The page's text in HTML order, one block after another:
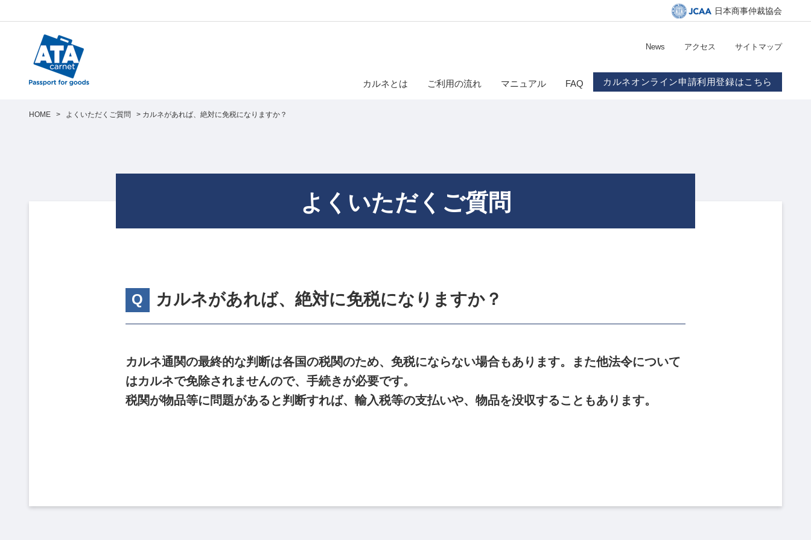
日本商事仲裁協会
News アクセス サイトマップ
カルネとは ご利用の流れ マニュアル FAQ カルネオンライン申請利用登録はこちら
HOME > よくいただくご質問 > カルネがあれば、絶対に免税になりますか？
よくいただくご質問
カルネがあれば、絶対に免税になりますか？
カルネ通関の最終的な判断は各国の税関のため、免税にならない場合もあります。また他法令について
はカルネで免除されませんので、手続きが必要です。
税関が物品等に問題があると判断すれば、輸入税等の支払いや、物品を没収することもあります。